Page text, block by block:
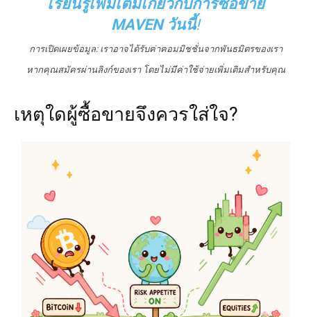
เรียนรู้เพิ่มเติมเกี่ยวกับการซื้อขาย
MAVEN วันนี้!
การเปิดเผยข้อมูล: เราอาจได้รับค่าคอมมิชชั่นจากพันธมิตรของเรา
หากคุณสมัครผ่านลิงก์ของเรา โดยไม่มีค่าใช้จ่ายเพิ่มเติมสำหรับคุณ
เหตุใดผู้ซื้อขายจึงควรใส่ใจ?